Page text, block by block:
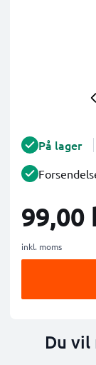
På lager
99,00
inkl. moms
Du vil